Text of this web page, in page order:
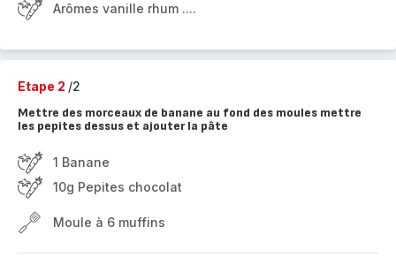
Arômes vanille rhum ....
Etape 2 /2
Mettre des morceaux de banane au fond des moules mettre
les pepites dessus et ajouter la pâte
1 Banane
10g Pepites chocolat
Moule à 6 muffins